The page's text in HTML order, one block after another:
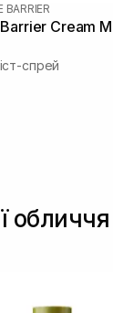
BARRIER
Cream
спрей
обличчя